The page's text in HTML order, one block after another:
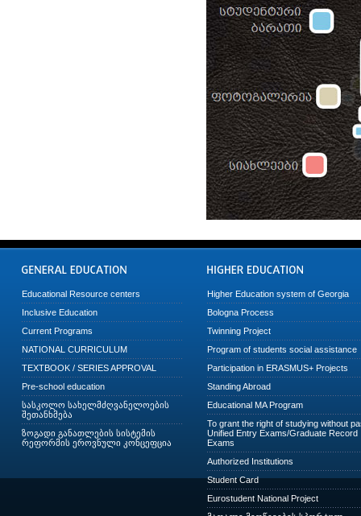
Educational Resource centers
Inclusive Education
Current Programs
NATIONAL CURRICULUM
TEXTBOOK / SERIES APPROVAL
Pre-school education
სასკოლო სახელმძღვანელოების
შეთანხმება
ზოგადი განათლების სისტემის
რეფორმის ეროვნული კონცეფცია
Higher Education system of Georgia
Bologna Process
Twinning Project
Program of students social assistance
Participation in ERASMUS+ Projects
Standing Abroad
Educational MA Program
To grant the right of studying without
Unified Entry Exams/Graduate Record
Exams
Authorized Institutions
Student Card
Eurostudent National Project